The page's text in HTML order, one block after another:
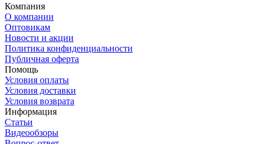
Компания
О компании
Оптовикам
Новости и акции
Политика конфиденциальности
Публичная оферта
Помощь
Условия оплаты
Условия доставки
Условия возврата
Информация
Статьи
Видеообзоры